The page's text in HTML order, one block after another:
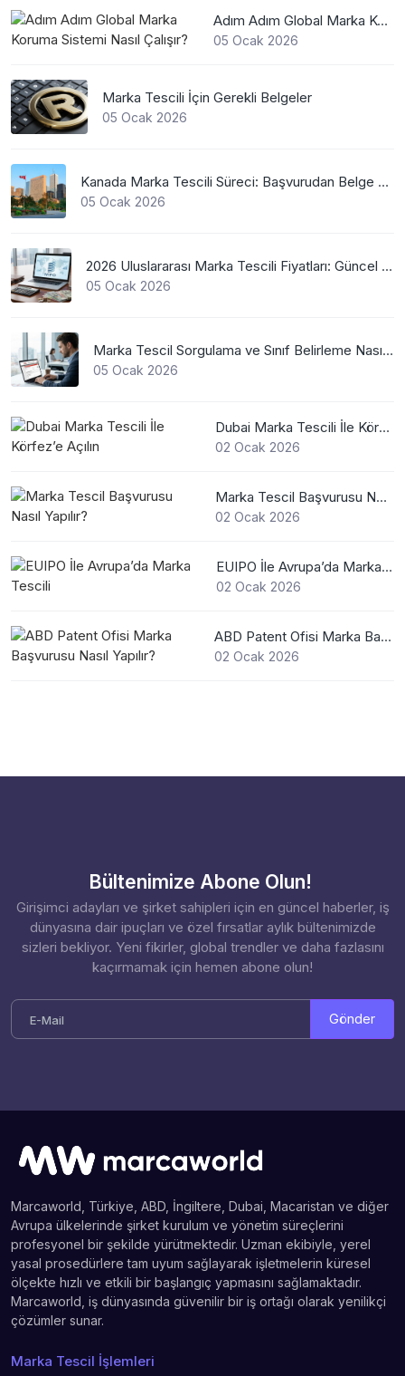
Adım Adım Global Marka Koruma Sistemi Nasıl Çalışır?
05 Ocak 2026
Marka Tescili İçin Gerekli Belgeler
05 Ocak 2026
Kanada Marka Tescili Süreci: Başvurudan Belge Alımına Kadar Her Şey
05 Ocak 2026
2026 Uluslararası Marka Tescili Fiyatları: Güncel WIPO Ücretleri
05 Ocak 2026
Marka Tescil Sorgulama ve Sınıf Belirleme Nasıl Yapılır?
05 Ocak 2026
Dubai Marka Tescili İle Körfez’e Açılın
02 Ocak 2026
Marka Tescil Başvurusu Nasıl Yapılır?
02 Ocak 2026
EUIPO İle Avrupa’da Marka Tescili
02 Ocak 2026
ABD Patent Ofisi Marka Başvurusu Nasıl Yapılır?
02 Ocak 2026
Bültenimize Abone Olun!
Girişimci adayları ve şirket sahipleri için en güncel haberler, iş
dünyasına dair ipuçları ve özel fırsatlar aylık bültenimizde
sizleri bekliyor. Yeni fikirler, global trendler ve daha fazlasını
kaçırmamak için hemen abone olun!
Gönder
Marcaworld, Türkiye, ABD, İngiltere, Dubai, Macaristan ve diğer
Avrupa ülkelerinde şirket kurulum ve yönetim süreçlerini
profesyonel bir şekilde yürütmektedir. Uzman ekibiyle, yerel
yasal prosedürlere tam uyum sağlayarak işletmelerin küresel
ölçekte hızlı ve etkili bir başlangıç yapmasını sağlamaktadır.
Marcaworld, iş dünyasında güvenilir bir iş ortağı olarak yenilikçi
çözümler sunar.
Marka Tescil İşlemleri